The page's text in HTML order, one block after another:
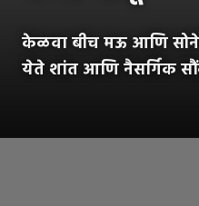
केळवा बीच मऊ आणि
येते शांत आणि नैसर्गिक